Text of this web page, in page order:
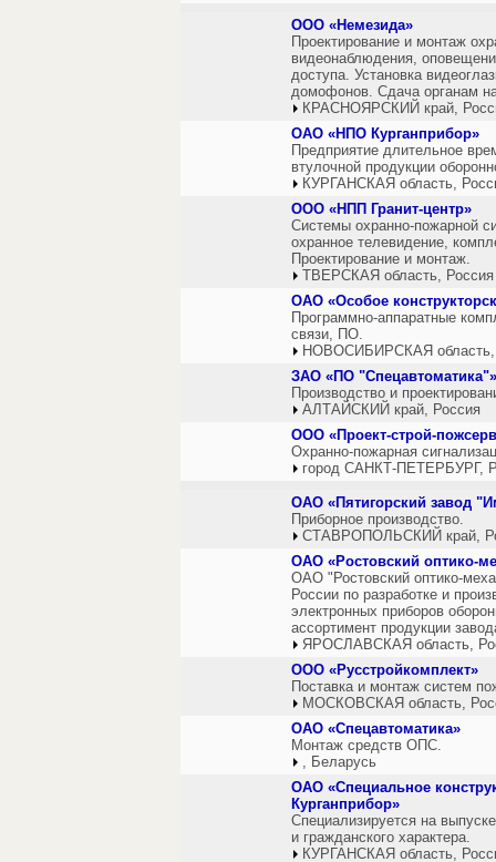
ООО «Немезида»
Проектирование и монтаж
видеонаблюдения,
доступа. Установка
домофонов. Сдача органам
КРАСНОЯРСКИЙ край,
ОАО «НПО Курганприбор»
Предприятие длительное
втулочной продукции
КУРГАНСКАЯ область,
ООО «НПП Гранит-центр»
Системы охранно-пожарной
охранное телевидение,
Проектирование и монтаж.
ТВЕРСКАЯ область, Россия
ОАО «Особое
Программно-аппаратные
связи, ПО.
НОВОСИБИРСКАЯ область,
ЗАО «ПО "Спецавтоматика"»
Производство и
АЛТАЙСКИЙ край, Россия
ООО «Проект-строй-
Охранно-пожарная
город САНКТ-ПЕТЕРБУРГ,
ОАО «Пятигорский завод
Приборное производство.
СТАВРОПОЛЬСКИЙ край,
ОАО «Ростовский оптико-
ОАО "Ростовский оптико-
России по разработке и
электронных приборов
ассортимент продукции
ЯРОСЛАВСКАЯ область,
ООО «Русстройкомплект»
Поставка и монтаж систем
МОСКОВСКАЯ область,
ОАО «Спецавтоматика»
Монтаж средств ОПС.
, Беларусь
ОАО «Специальное
Курганприбор»
Специализируется на
и гражданского характера.
КУРГАНСКАЯ область,